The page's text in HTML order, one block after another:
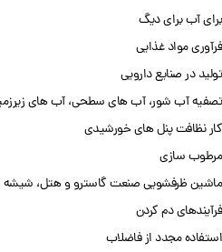
برای آب برای دیگ
فرآوری مواد غذایی
تولید در صنایع دارویی
تصفیه آب شور، آب های سطحی، آب های
کار نظافت پنل های خورشیدی
مرطوب سازی
ماشین ظرفشویی صنعت گاسترو و هتل،
فرآیندهای دم کردن
استفاده مجدد از فاضلاب